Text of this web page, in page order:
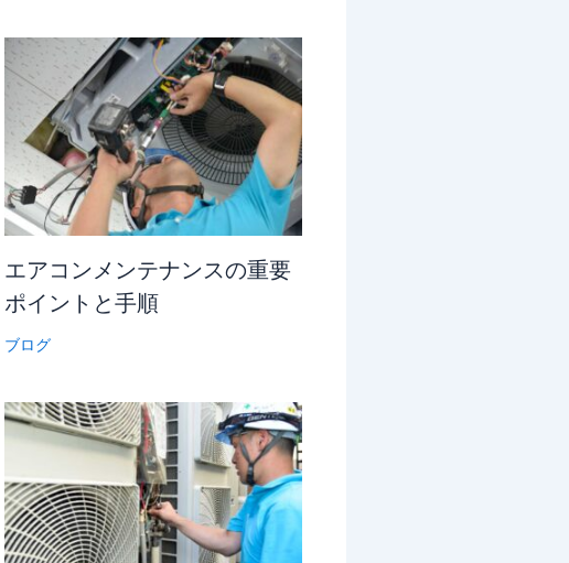
エアコンメンテナンスの重要
ポイントと手順
ブログ